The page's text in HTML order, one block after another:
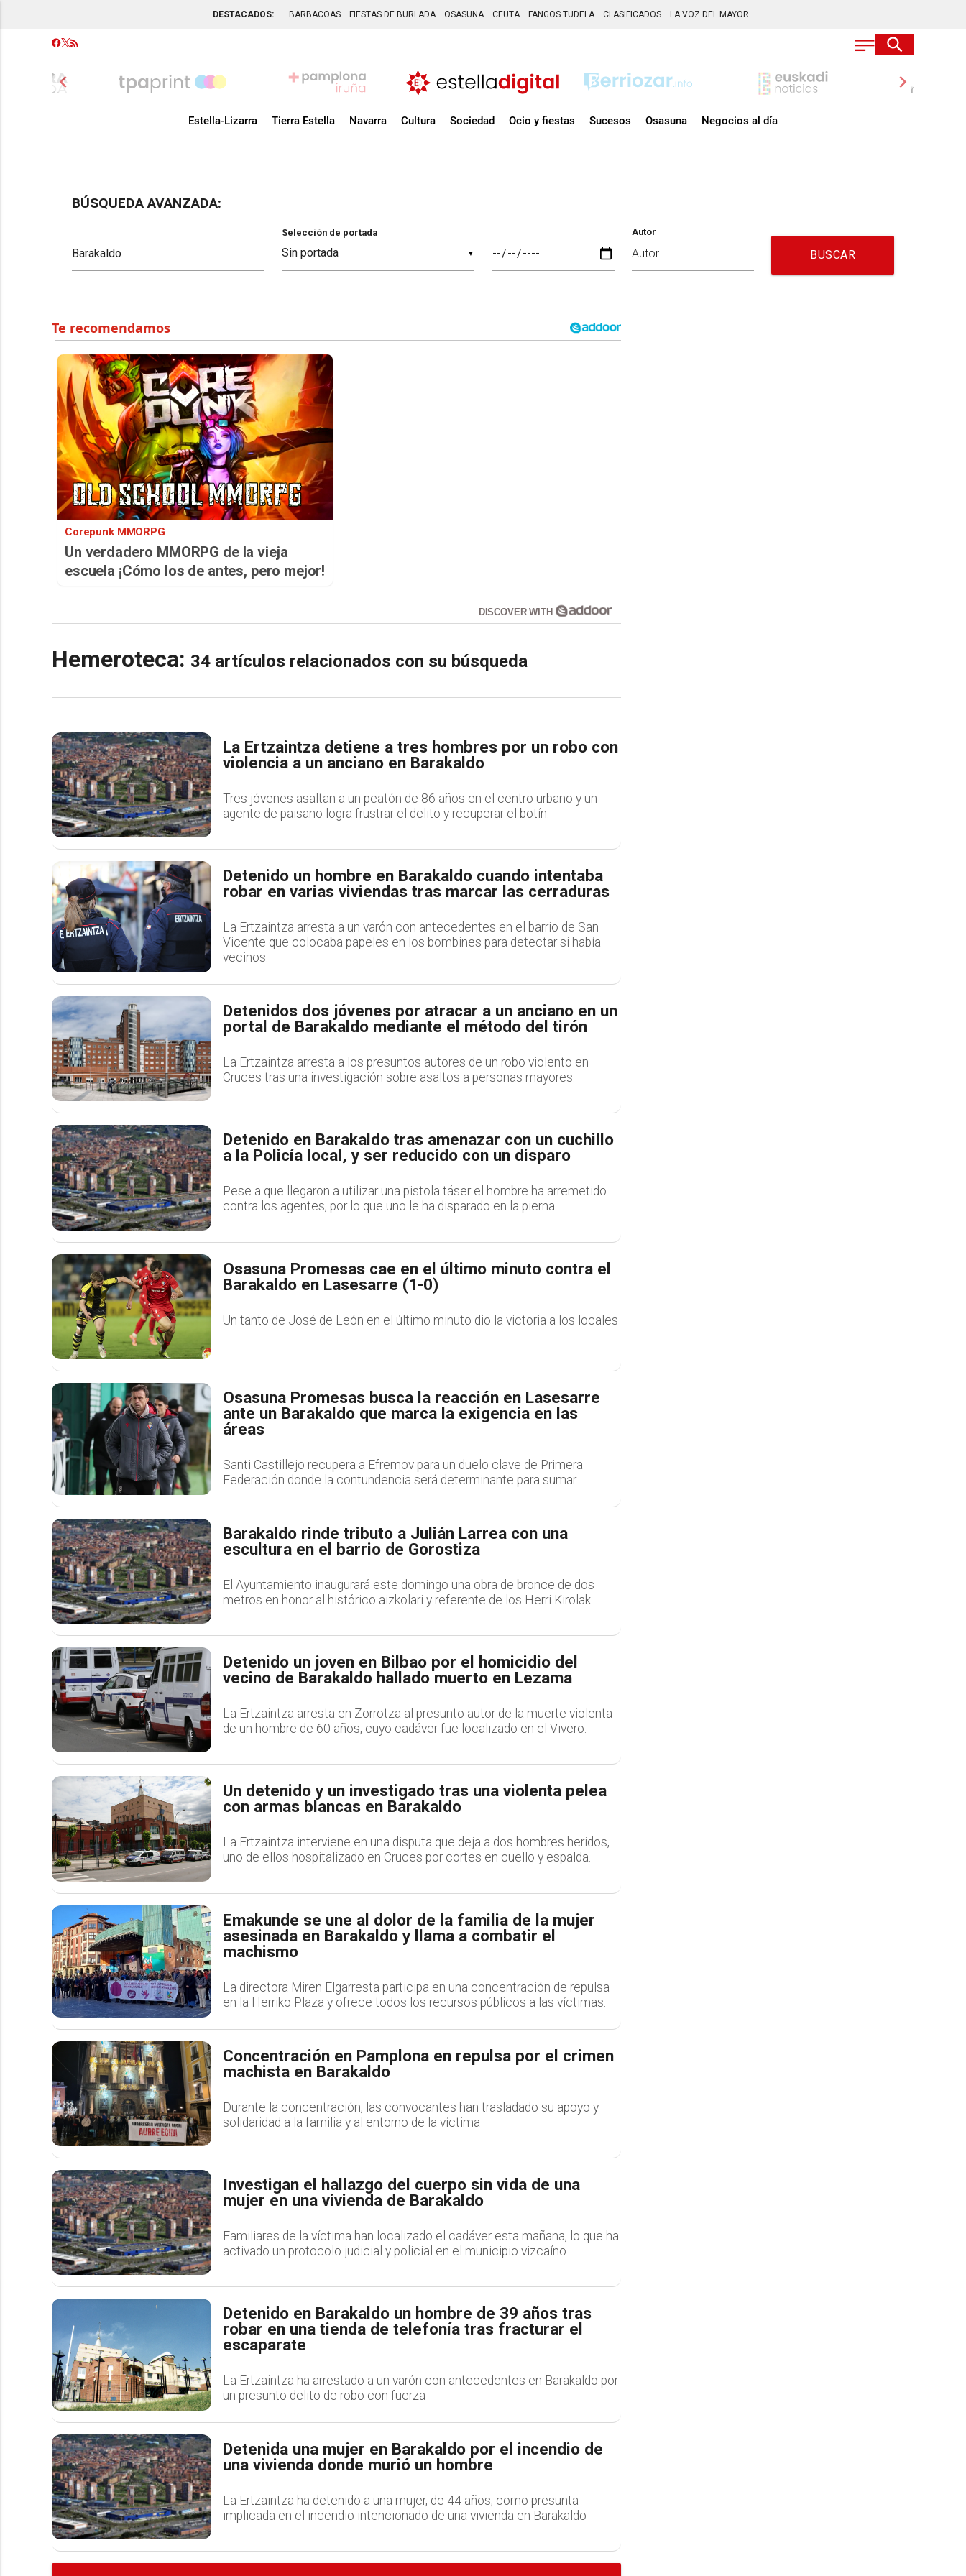
DESTACADOS: BARBACOAS FIESTAS DE BURLADA OSASUNA CEUTA FANGOS TUDELA CLASIFICADOS LA VOZ DEL MAYOR
chevron_left chevron_right
Estella-Lizarra Tierra Estella Navarra Cultura Sociedad Ocio y fiestas Sucesos Osasuna Negocios al día
BÚSQUEDA AVANZADA:
▼
Selección de portada Autor
BUSCAR
Corepunk MMORPG
Un verdadero MMORPG de la vieja
escuela ¡Cómo los de antes, pero mejor!
DISCOVER WITH
Hemeroteca: 34 artículos relacionados con su búsqueda
La Ertzaintza detiene a tres hombres por un robo con
violencia a un anciano en Barakaldo
Tres jóvenes asaltan a un peatón de 86 años en el centro urbano y un
agente de paisano logra frustrar el delito y recuperar el botín.
Detenido un hombre en Barakaldo cuando intentaba
robar en varias viviendas tras marcar las cerraduras
La Ertzaintza arresta a un varón con antecedentes en el barrio de San
Vicente que colocaba papeles en los bombines para detectar si había
vecinos.
Detenidos dos jóvenes por atracar a un anciano en un
portal de Barakaldo mediante el método del tirón
La Ertzaintza arresta a los presuntos autores de un robo violento en
Cruces tras una investigación sobre asaltos a personas mayores.
Detenido en Barakaldo tras amenazar con un cuchillo
a la Policía local, y ser reducido con un disparo
Pese a que llegaron a utilizar una pistola táser el hombre ha arremetido
contra los agentes, por lo que uno le ha disparado en la pierna
Osasuna Promesas cae en el último minuto contra el
Barakaldo en Lasesarre (1-0)
Un tanto de José de León en el último minuto dio la victoria a los locales
Osasuna Promesas busca la reacción en Lasesarre
ante un Barakaldo que marca la exigencia en las
áreas
Santi Castillejo recupera a Efremov para un duelo clave de Primera
Federación donde la contundencia será determinante para sumar.
Barakaldo rinde tributo a Julián Larrea con una
escultura en el barrio de Gorostiza
El Ayuntamiento inaugurará este domingo una obra de bronce de dos
metros en honor al histórico aizkolari y referente de los Herri Kirolak.
Detenido un joven en Bilbao por el homicidio del
vecino de Barakaldo hallado muerto en Lezama
La Ertzaintza arresta en Zorrotza al presunto autor de la muerte violenta
de un hombre de 60 años, cuyo cadáver fue localizado en el Vivero.
Un detenido y un investigado tras una violenta pelea
con armas blancas en Barakaldo
La Ertzaintza interviene en una disputa que deja a dos hombres heridos,
uno de ellos hospitalizado en Cruces por cortes en cuello y espalda.
Emakunde se une al dolor de la familia de la mujer
asesinada en Barakaldo y llama a combatir el
machismo
La directora Miren Elgarresta participa en una concentración de repulsa
en la Herriko Plaza y ofrece todos los recursos públicos a las víctimas.
Concentración en Pamplona en repulsa por el crimen
machista en Barakaldo
Durante la concentración, las convocantes han trasladado su apoyo y
solidaridad a la familia y al entorno de la víctima
Investigan el hallazgo del cuerpo sin vida de una
mujer en una vivienda de Barakaldo
Familiares de la víctima han localizado el cadáver esta mañana, lo que ha
activado un protocolo judicial y policial en el municipio vizcaíno.
Detenido en Barakaldo un hombre de 39 años tras
robar en una tienda de telefonía tras fracturar el
escaparate
La Ertzaintza ha arrestado a un varón con antecedentes en Barakaldo por
un presunto delito de robo con fuerza
Detenida una mujer en Barakaldo por el incendio de
una vivienda donde murió un hombre
La Ertzaintza ha detenido a una mujer, de 44 años, como presunta
implicada en el incendio intencionado de una vivienda en Barakaldo